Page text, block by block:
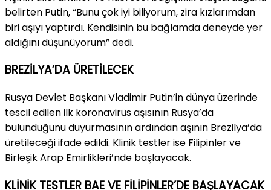
belirten Putin, “Bunu çok iyi biliyorum, zira kızlarımdan
biri aşıyı yaptırdı. Kendisinin bu bağlamda deneyde yer
aldığını düşünüyorum” dedi.
BREZİLYA’DA ÜRETİLECEK
Rusya Devlet Başkanı Vladimir Putin’in dünya üzerinde
tescil edilen ilk koronavirüs aşısının Rusya’da
bulunduğunu duyurmasının ardından aşının Brezilya’da
üretileceği ifade edildi. Klinik testler ise Filipinler ve
Birleşik Arap Emirlikleri’nde başlayacak.
KLİNİK TESTLER BAE VE FİLİPİNLER’DE BAŞLAYACAK